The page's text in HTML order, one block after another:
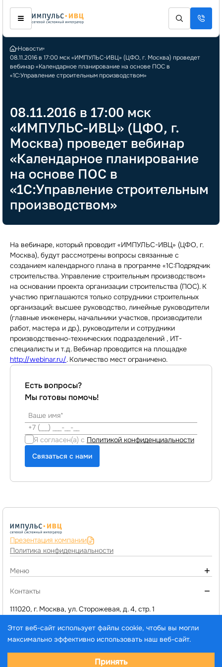
Новости
08.11.2016 в 17:00 мск «ИМПУЛЬС-ИВЦ» (ЦФО, г. Москва) проведет
вебинар «Календарное планирование на основе ПОС в
«1С:Управление строительным производством»
08.11.2016 в 17:00 мск
«ИМПУЛЬС-ИВЦ» (ЦФО, г.
Москва) проведет вебинар
«Календарное планирование
на основе ПОС в
«1С:Управление строительным
производством»
На вебинаре, который проводит «ИМПУЛЬС-ИВЦ» (ЦФО, г.
Москва), будут рассмотрены вопросы связанные с
созданием календарного плана в программе «1С:Подрядчик
строительства. Управление строительным производством»
на основании проекта организации строительства (ПОС). К
участию приглашаются только сотрудники строительных
организаций: высшее руководство, линейные руководители
(главные инженеры, начальники участков, производители
работ, мастера и др.), руководители и сотрудники
производственно-технических подразделений , ИТ-
специалисты и т.д. Вебинар проводится на площадке
http://webinar.ru/. Количество мест ограничено.
Есть вопросы?
Мы готовы помочь!
Я согласен(а) с Политикой конфиденциальности
Связаться с нами
Презентация компании
Политика конфиденциальности
Меню
О компании
Программы 1C и сервисы
Контакты
111020, г. Москва, ул. Сторожевая, д. 4, стр. 1
d1@impuls-ivc.ru
Этот веб-сайт использует файлы cookie, чтобы вы могли
максимально эффективно использовать наш веб-сайт.
Выберите настройки cookie
Принять